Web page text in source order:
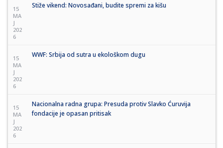
15
MA
J
202
6
Stiže vikend: Novosađani, budite spremi za kišu
15
MA
J
202
6
WWF: Srbija od sutra u ekološkom dugu
15
MA
J
202
6
Nacionalna radna grupa: Presuda protiv Slavko Ćuruvija
fondacije je opasan pritisak